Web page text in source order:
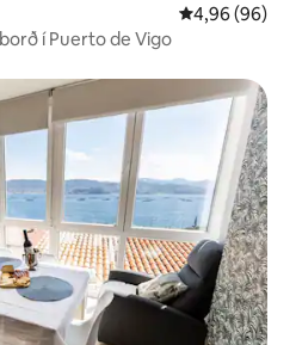
4,96 af 5 í
4,96 (96)
í Puerto de Vigo